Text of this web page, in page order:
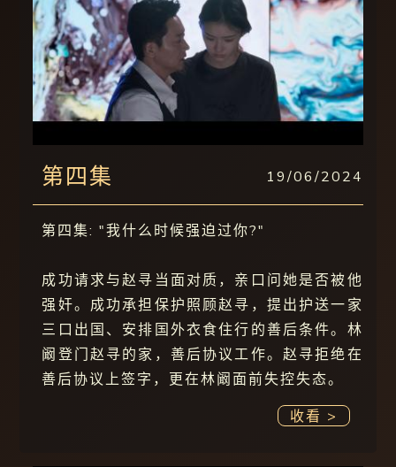
第四集 19/06/2024
第四集: "我什么时候强迫过你?"
成功请求与赵寻当面对质，亲口问她是否被他
强奸。成功承担保护照顾赵寻，提出护送一家
三口出国、安排国外衣食住行的善后条件。林
阚登门赵寻的家，善后协议工作。赵寻拒绝在
善后协议上签字，更在林阚面前失控失态。
收看 >